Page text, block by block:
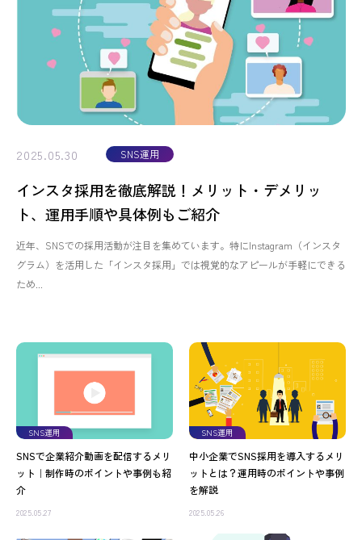
2025.05.30 SNS運用
インスタ採用を徹底解説！メリット・デメリッ
ト、運用手順や具体例もご紹介
近年、SNSでの採用活動が注目を集めています。特にInstagram（インスタ
グラム）を活用した「インスタ採用」では視覚的なアピールが手軽にできる
ため...
SNS運用
SNSで企業紹介動画を配信するメリ
ット｜制作時のポイントや事例も紹
介
2025.05.27
SNS運用
中小企業でSNS採用を導入するメリ
ットとは？運用時のポイントや事例
を解説
2025.05.26